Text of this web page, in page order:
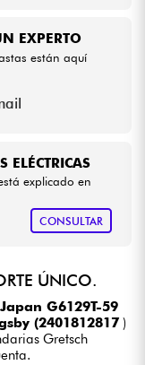
ELÉCTRICAS
explicado en
CONSULTAR
EXPERTO
están aquí
ÚNICO.
G6129T-59
(2401812817 )
Gretsch